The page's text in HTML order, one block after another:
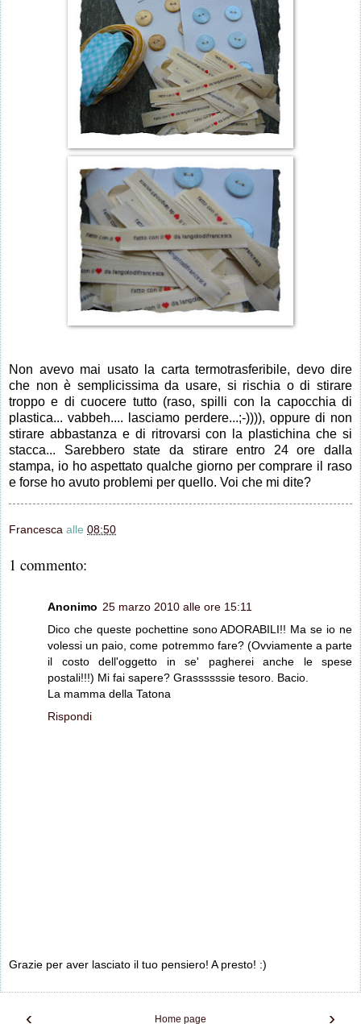
Non avevo mai usato la carta termotrasferibile, devo dire
che non è semplicissima da usare, si rischia o di stirare
troppo e di cuocere tutto (raso, spilli con la capocchia di
plastica... vabbeh.... lasciamo perdere...;-)))), oppure di non
stirare abbastanza e di ritrovarsi con la plastichina che si
stacca... Sarebbero state da stirare entro 24 ore dalla
stampa, io ho aspettato qualche giorno per comprare il raso
e forse ho avuto problemi per quello. Voi che mi dite?
Francesca alle 08:50
1 commento:
Anonimo 25 marzo 2010 alle ore 15:11
Dico che queste pochettine sono ADORABILI!! Ma se io ne
volessi un paio, come potremmo fare? (Ovviamente a parte
il costo dell'oggetto in se' pagherei anche le spese
postali!!!) Mi fai sapere? Grassssssie tesoro. Bacio.
La mamma della Tatona
Rispondi
Grazie per aver lasciato il tuo pensiero! A presto! :)
‹ ›
Home page